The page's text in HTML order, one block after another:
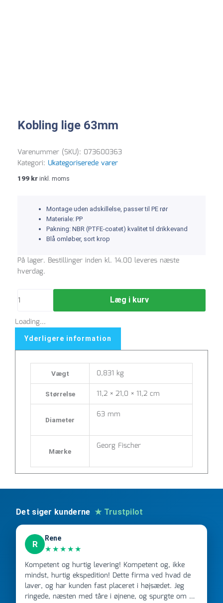
Kobling lige 63mm
Varenummer (SKU): 073600363
Kategori: Ukategoriserede varer
199 kr inkl. moms
Montage uden adskillelse, passer til PE rør
Materiale: PP
Pakning: NBR (PTFE-coatet) kvalitet til drikkevand
Blå omløber, sort krop
På lager. Bestillinger inden kl. 14.00 leveres næste
hverdag.
Kobling
lige
Læg i kurv
Loading...
Yderligere information
Vægt 0,831 kg
Størrelse 11,2 × 21,0 × 11,2 cm
Diameter 63 mm
Mærke Georg Fischer
Det siger kunderne ★ Trustpilot
R
Rene
★★★★★
Kompetent og hurtig levering! Kompetent og, ikke
mindst, hurtig ekspedition! Dette firma ved hvad de
laver, og har kunden fast placeret i højsædet. Jeg
ringede, næsten med tåre i øjnene, og spurgte om de